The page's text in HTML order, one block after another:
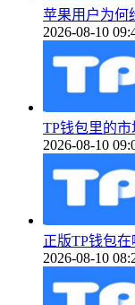
苹果用户为何
2026-08-10
TP钱包里的
2026-08-10
正版TP钱包
2026-08-10